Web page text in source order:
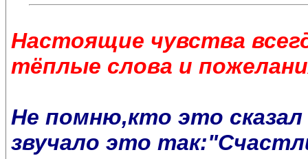
Настоящие чувства
тёплые слова и
Не помню,кто это
звучало это